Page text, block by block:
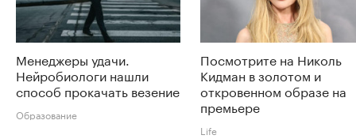
Менеджеры удачи.
Нейробиологи нашли
способ прокачать везение
Образование
Посмотрите на Николь
Кидман в золотом и
откровенном образе на
премьере
Life